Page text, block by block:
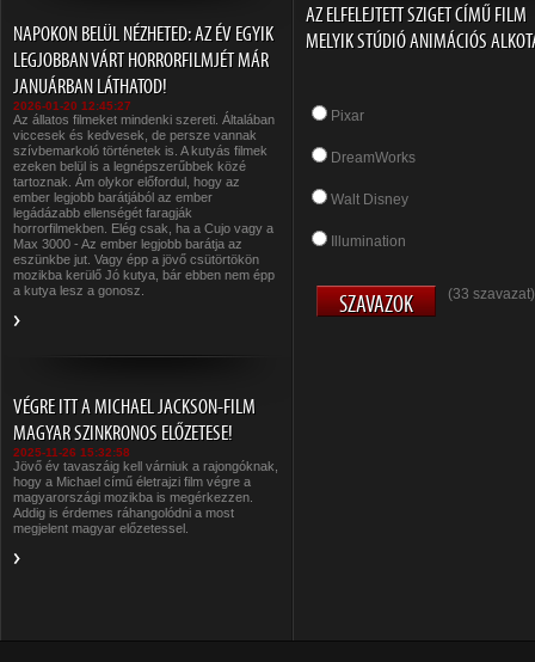
NAPOKON BELÜL NÉZHETED: AZ ÉV EGYIK
LEGJOBBAN VÁRT HORRORFILMJÉT MÁR
JANUÁRBAN LÁTHATOD!
2026-01-20 12:45:27
Az állatos filmeket mindenki szereti. Általában
viccesek és kedvesek, de persze vannak
szívbemarkoló történetek is. A kutyás filmek
ezeken belül is a legnépszerűbbek közé
tartoznak. Ám olykor előfordul, hogy az
ember legjobb barátjából az ember
legádázabb ellenségét faragják
horrorfilmekben. Elég csak, ha a Cujo vagy a
Max 3000 - Az ember legjobb barátja az
eszünkbe jut. Vagy épp a jövő csütörtökön
mozikba kerülő Jó kutya, bár ebben nem épp
a kutya lesz a gonosz.
VÉGRE ITT A MICHAEL JACKSON-FILM
MAGYAR SZINKRONOS ELŐZETESE!
2025-11-26 15:32:58
Jövő év tavaszáig kell várniuk a rajongóknak,
hogy a Michael című életrajzi film végre a
magyarországi mozikba is megérkezzen.
Addig is érdemes ráhangolódni a most
megjelent magyar előzetessel.
AZ ELFELEJTETT SZIGET CÍMŰ FILM
MELYIK STÚDIÓ ANIMÁCIÓS
Pixar
DreamWorks
Walt Disney
Illumination
(33 szavazat)